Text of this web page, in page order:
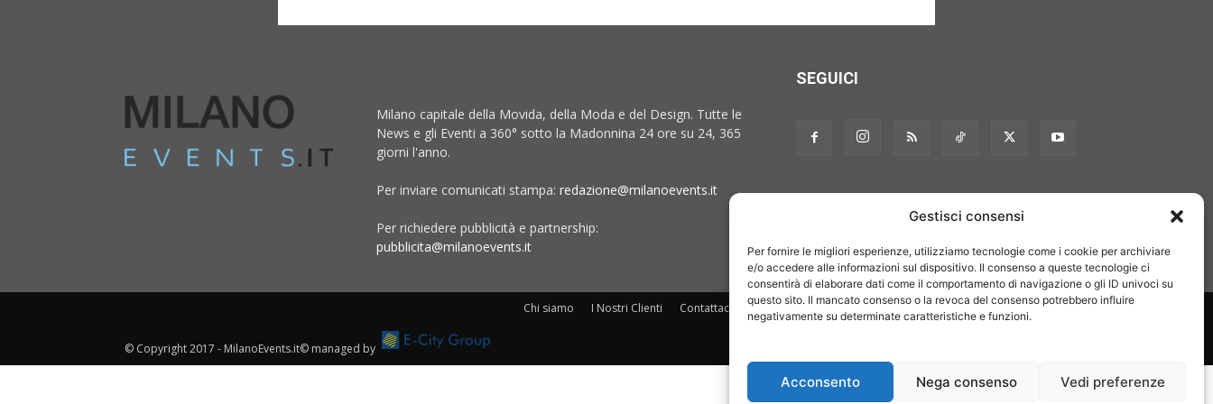
Gestisci consensi
Per fornire le migliori esperienze, utilizziamo tecnologie come i cookie per archiviare
e/o accedere alle informazioni sul dispositivo. Il consenso a queste tecnologie ci
consentirà di elaborare dati come il comportamento di navigazione o gli ID univoci su
questo sito. Il mancato consenso o la revoca del consenso potrebbero influire
negativamente su determinate caratteristiche e funzioni.
Acconsento Nega consenso Vedi preferenze
Milano capitale della Movida, della Moda e del Design. Tutte le
News e gli Eventi a 360° sotto la Madonnina 24 ore su 24, 365
giorni l'anno.
Per inviare comunicati stampa: redazione@milanoevents.it
Per richiedere pubblicità e partnership:
pubblicita@milanoevents.it
SEGUICI
Chi siamo I Nostri Clienti Contattaci Collabora con noi Pubblicità Privacy policy Linee editoriali
© Copyright 2017 - MilanoEvents.it© managed by